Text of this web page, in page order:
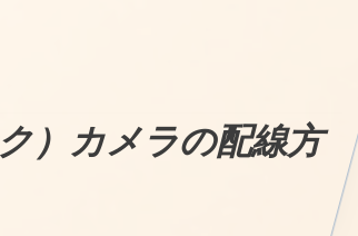
）カメラの配線方